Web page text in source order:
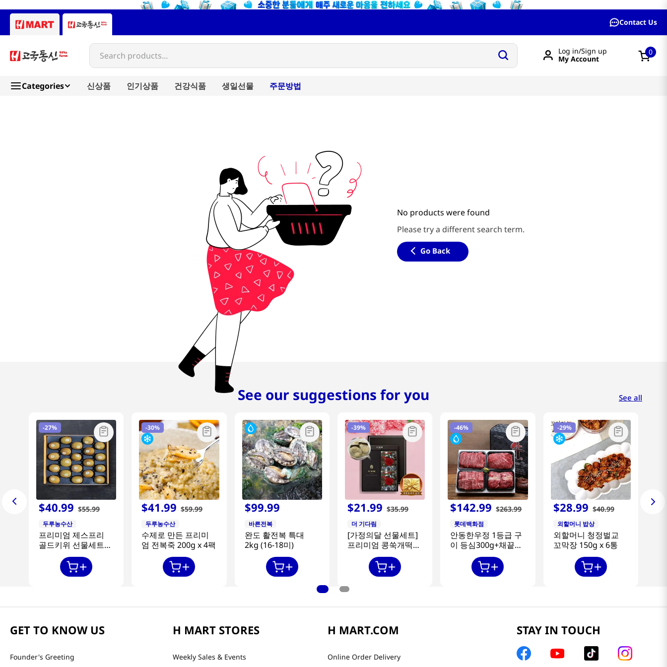
Contact Us
Search products...
Log in/Sign up
My Account
0
Categories 신상품 인기상품 건강식품 생일선물 주문방법
No products were found
Please try a different search term.
Go Back
See our suggestions for you
-27%
$40.99 $55.99
두루농수산
프리미엄 제스프리
골드키위 선물세트
-30%
$41.99 $59.99
두루농수산
수제로 만든 프리미
엄 전복죽 200g x 4팩
$99.99
바른전복
완도 활전복 특대
2kg (16-18미)
-39%
$21.99 $35.99
더 기다림
[가정의달 선물세트]
프리미엄 콩쑥개떡
840g + 카네이션 2개
-46%
$142.99 $263.99
롯데백화점
안동한우정 1등급 구
이 등심300g+채끝
300g+특수부위
300g+갈비살300g
-29%
$28.99 $40.99
외할머니 밥상
외할머니 청정벌교
꼬막장 150g x 6통
See all
GET TO KNOW US
Founder's Greeting
H MART STORES
Weekly Sales & Events
H MART.COM
Online Order Delivery
STAY IN TOUCH